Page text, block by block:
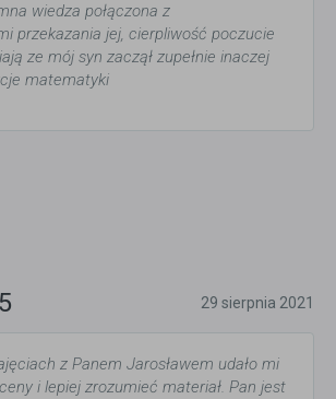
wiedza połączona z
przekazania jej, cierpliwość poczucie
ze mój syn zaczął zupełnie inaczej
matematyki
29 sierpnia 2021
z Panem Jarosławem udało mi
i lepiej zrozumieć materiał. Pan jest